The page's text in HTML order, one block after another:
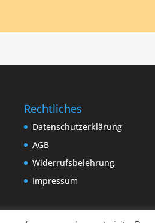
Rechtliches
Datenschutzerklärung
AGB
Widerrufsbelehrung
Impressum